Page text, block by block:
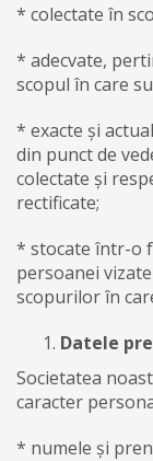
* colectate în
* adecvate,
scopul în care
* exacte și
din punct de
colectate și
rectificate;
* stocate într-o
persoanei
scopurilor în
Datele
Societatea
caracter
* numele și